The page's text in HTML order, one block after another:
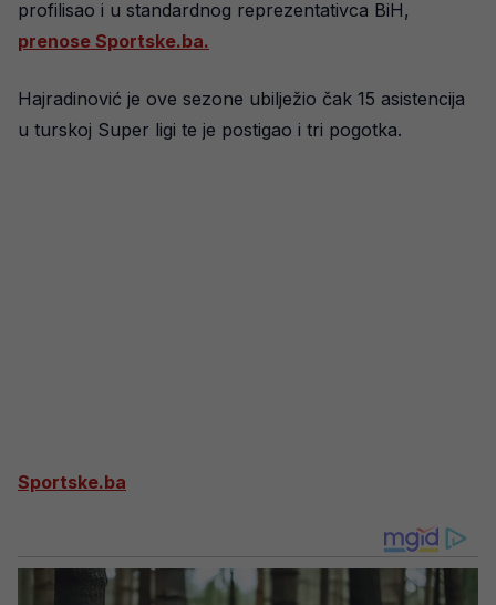
profilisao i u standardnog reprezentativca BiH,
prenose Sportske.ba.
Hajradinović je ove sezone ubilježio čak 15 asistencija
u turskoj Super ligi te je postigao i tri pogotka.
Sportske.ba